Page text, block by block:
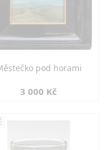
pod horami
3 000 Kč